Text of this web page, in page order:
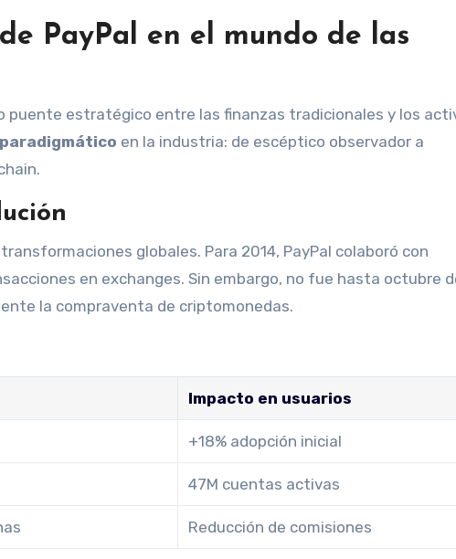
PayPal en el mundo de las
puente estratégico entre las finanzas tradicionales y los
en la industria: de escéptico observador a
globales. Para 2014, PayPal colaboró con
en exchanges. Sin embargo, no fue hasta octubre
la compraventa de criptomonedas.
Impacto en usuarios
+18% adopción inicial
47M cuentas activas
Reducción de comisiones